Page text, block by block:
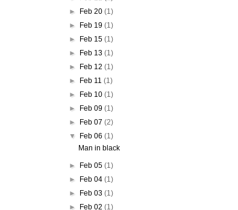
►
Feb 20(1)
►
Feb 19(1)
►
Feb 15(1)
►
Feb 13(1)
►
Feb 12(1)
►
Feb 11(1)
►
Feb 10(1)
►
Feb 09(1)
►
Feb 07(2)
▼
Feb 06(1)
Man in black
► Feb 05(1)
►
Feb 04(1)
►
Feb 03(1)
►
Feb 02(1)